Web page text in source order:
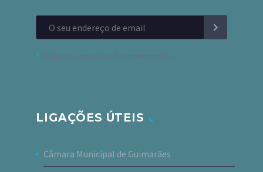
*
LIGAÇÕES ÚTEIS
Câmara Municipal de Guimarães